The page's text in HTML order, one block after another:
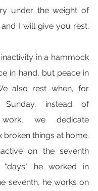
under the weight of
I will give you rest.
in a hammock
in hand, but peace in
also rest when, for
instead of
work, we dedicate
broken things at home.
on the seventh
"days" he worked in
seventh, he works on